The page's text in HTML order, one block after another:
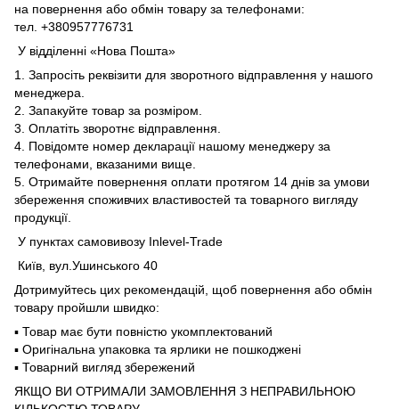
на повернення або обмін товару за телефонами:
тел. +380957776731
У відділенні «Нова Пошта»
1. Запросіть реквізити для зворотного відправлення у нашого
менеджера.
2. Запакуйте товар за розміром.
3. Оплатіть зворотнє відправлення.
4. Повідомте номер декларації нашому менеджеру за
телефонами, вказаними вище.
5. Отримайте повернення оплати протягом 14 днів за умови
збереження споживчих властивостей та товарного вигляду
продукції.
У пунктах самовивозу Inlevel-Trade
Київ, вул.Ушинського 40
Дотримуйтесь цих рекомендацій, щоб повернення або обмін
товару пройшли швидко:
▪️ Товар має бути повністю укомплектований
▪️ Оригінальна упаковка та ярлики не пошкоджені
▪️ Товарний вигляд збережений
ЯКЩО ВИ ОТРИМАЛИ ЗАМОВЛЕННЯ З НЕПРАВИЛЬНОЮ